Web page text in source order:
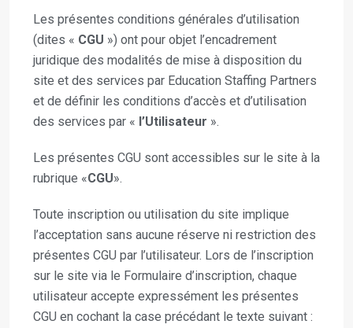
Les présentes conditions générales d’utilisation
(dites « CGU ») ont pour objet l’encadrement
juridique des modalités de mise à disposition du
site et des services par Education Staffing Partners
et de définir les conditions d’accès et d’utilisation
des services par « l’Utilisateur ».
Les présentes CGU sont accessibles sur le site à la
rubrique «CGU».
Toute inscription ou utilisation du site implique
l’acceptation sans aucune réserve ni restriction des
présentes CGU par l’utilisateur. Lors de l’inscription
sur le site via le Formulaire d’inscription, chaque
utilisateur accepte expressément les présentes
CGU en cochant la case précédant le texte suivant :